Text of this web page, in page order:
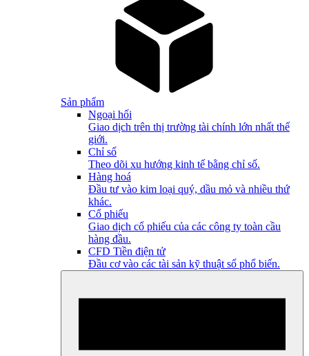
Sản phẩm
Ngoại hối
Giao dịch trên thị trường tài chính lớn nhất thế
giới.
Chỉ số
Theo dõi xu hướng kinh tế bằng chỉ số.
Hàng hoá
Đầu tư vào kim loại quý, dầu mỏ và nhiều thứ
khác.
Cổ phiếu
Giao dịch cổ phiếu của các công ty toàn cầu
hàng đầu.
CFD Tiền điện tử
Đầu cơ vào các tài sản kỹ thuật số phổ biến.